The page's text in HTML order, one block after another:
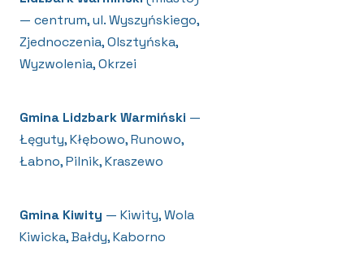
— centrum, ul. Wyszyńskiego,
Zjednoczenia, Olsztyńska,
Wyzwolenia, Okrzei
Gmina Lidzbark Warmiński —
Łęguty, Kłębowo, Runowo,
Łabno, Pilnik, Kraszewo
Gmina Kiwity — Kiwity, Wola
Kiwicka, Bałdy, Kaborno